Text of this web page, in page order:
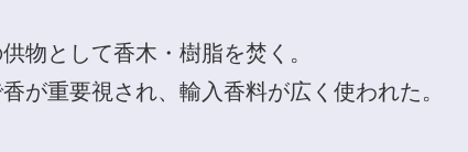
物として香木・樹脂を焚く。
が重要視され、輸入香料が広く使われた。